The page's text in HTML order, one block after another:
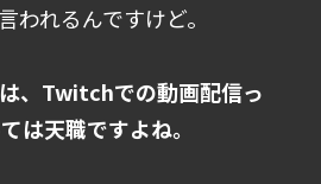
われるんですけど。
、Twitchでの動画配信っ
は天職ですよね。